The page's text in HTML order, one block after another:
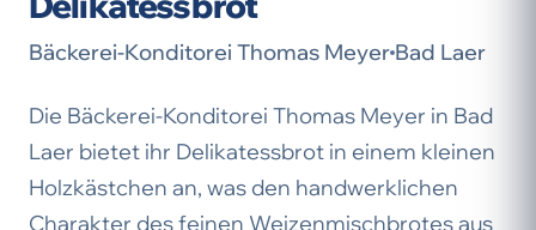
Bäckerei-Konditorei Thomas Meyer Bad Laer
Die Bäckerei-Konditorei Thomas Meyer in Bad
Laer bietet ihr Delikatessbrot in einem kleinen
Holzkästchen an, was den handwerklichen
Charakter des feinen Weizenmischbrotes aus